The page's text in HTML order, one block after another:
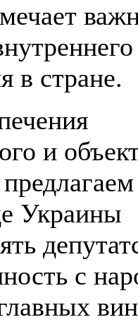
в стране.
и
Украины
с